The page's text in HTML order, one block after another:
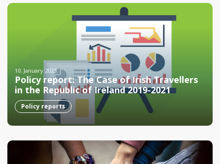
10. January 2023.
Policy report: The Case of Irish Travellers
in the Republic of Ireland 2019-2021
Policy reports